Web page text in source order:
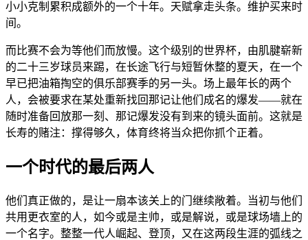
小小克制累积成额外的一个十年。天赋拿走头条。维护买来时
间。
而比赛不会为等他们而放慢。这个级别的世界杯，由肌腱崭新
的二十三岁球员来踢，在长途飞行与短暂休整的夏天，在一个
早已把油箱掏空的俱乐部赛季的另一头。场上最年长的两个
人，会被要求在某处重新找回那记让他们成名的爆发——就在
随时准备回放那一刻、那记爆发没有到来的镜头面前。这就是
长寿的赌注：撑得够久，体育终将当众把你抓个正着。
一个时代的最后两人
他们真正做的，是让一扇本该关上的门继续敞着。当初与他们
共用更衣室的人，如今或是主帅，或是解说，或是球场墙上的
一个名字。整整一代人崛起、登顶，又在这两段生涯的弧线之